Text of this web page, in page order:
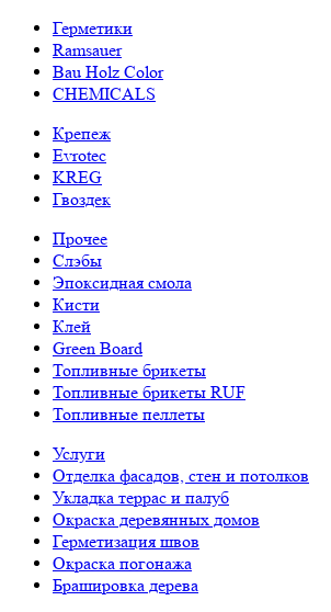
Герметики
Ramsauer
Bau Holz Color
CHEMICALS
Крепеж
Evrotec
KREG
Гвоздек
Прочее
Слэбы
Эпоксидная смола
Кисти
Клей
Green Board
Топливные брикеты
Топливные брикеты RUF
Топливные пеллеты
Услуги
Отделка фасадов, стен и потолков
Укладка террас и палуб
Окраска деревянных домов
Герметизация швов
Окраска погонажа
Брашировка дерева